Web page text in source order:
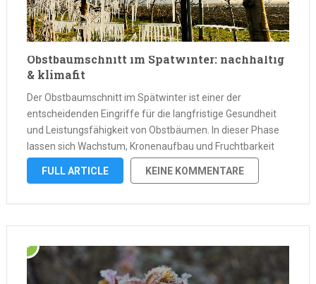
Obstbaumschnitt im Spätwinter: nachhaltig
& klimafit
Der Obstbaumschnitt im Spätwinter ist einer der
entscheidenden Eingriffe für die langfristige Gesundheit
und Leistungsfähigkeit von Obstbäumen. In dieser Phase
lassen sich Wachstum, Kronenaufbau und Fruchtbarkeit
gezielt steuern, ohne den Baum unnötig zu belasten. Der
Schnitt wirkt nicht isoliert, sondern beeinflusst ein
FULL ARTICLE KEINE KOMMENTARE